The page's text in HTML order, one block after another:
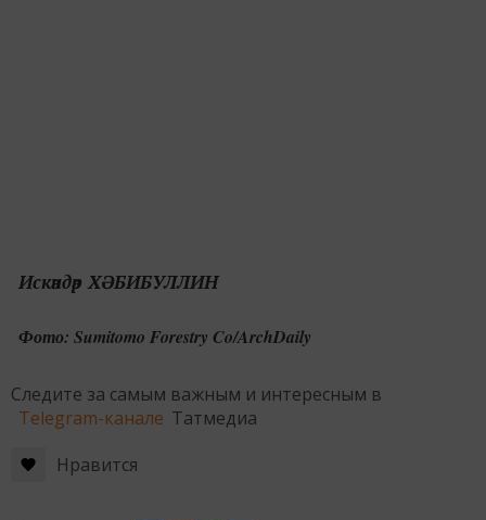
Искәндәр ХӘБИБУЛЛИН
Фото: Sumitomo Forestry Co/ArchDaily
Следите за самым важным и интересным в
Telegram-канале Татмедиа
Нравится